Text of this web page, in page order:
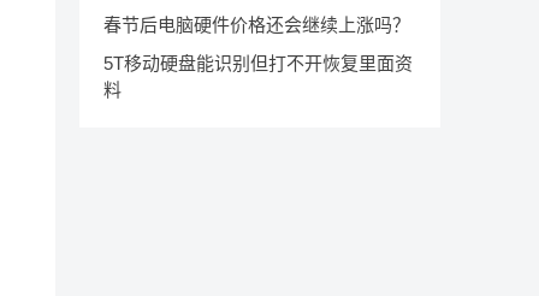
春节后电脑硬件价格还会继续上涨吗？
5T移动硬盘能识别但打不开恢复里面资
料